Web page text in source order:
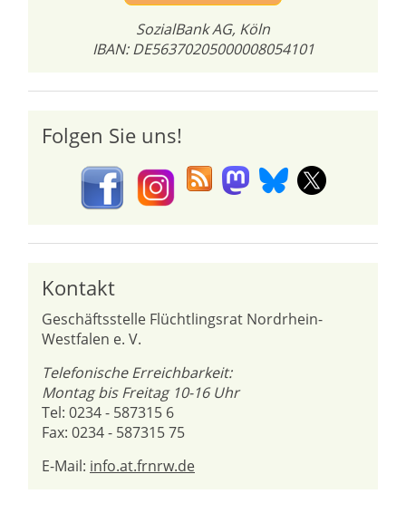
SozialBank AG, Köln
IBAN: DE56370205000008054101
Folgen Sie uns!
Kontakt
Geschäftsstelle Flüchtlingsrat Nordrhein-
Westfalen e. V.
Telefonische Erreichbarkeit:
Montag bis Freitag 10-16 Uhr
Tel: 0234 - 587315 6
Fax: 0234 - 587315 75
E-Mail: info.at.frnrw.de